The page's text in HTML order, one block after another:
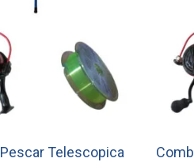
Telescopica